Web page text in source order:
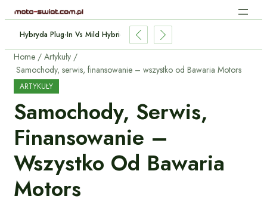
Hybryda Plug-In Vs Mild Hybrid: Którą Wybrać I Dlaczego?
Home
Artykuły
Samochody, serwis, finansowanie – wszystko od Bawaria Motors
ARTYKUŁY
Samochody, Serwis,
Finansowanie –
Wszystko Od Bawaria
Motors